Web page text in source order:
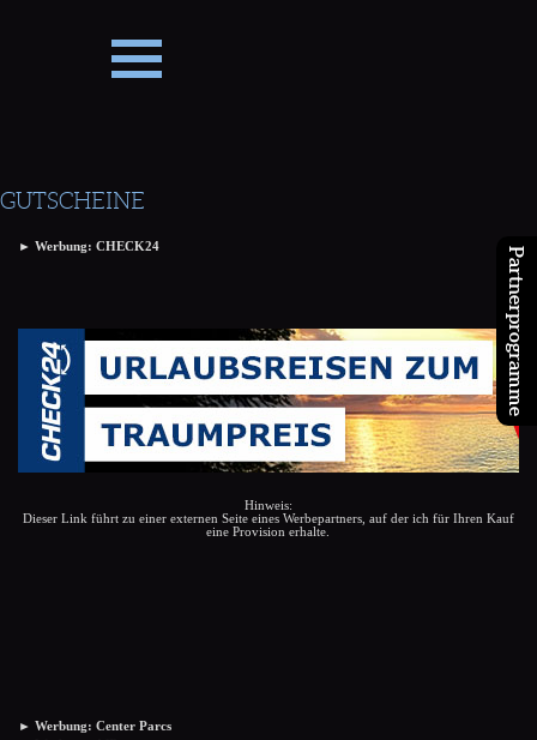
Partnerprogramme
GUTSCHEINE
► Werbung: CHECK24
Hinweis:
Dieser Link führt zu einer externen Seite eines Werbepartners, auf der ich für Ihren Kauf
eine Provision erhalte.
► Werbung: Center Parcs